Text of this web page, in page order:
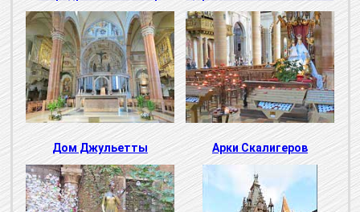
Дом Джульетты Арки Скалигеров